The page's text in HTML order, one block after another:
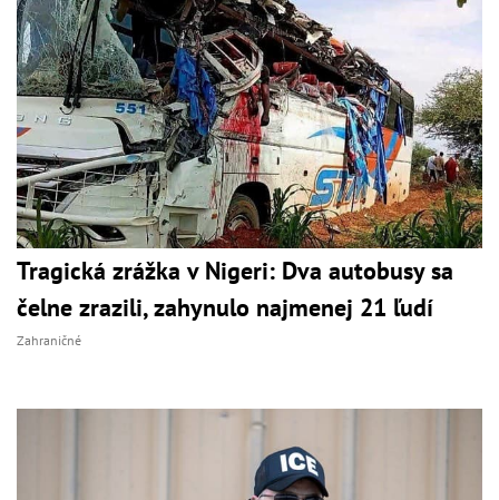
Tragická zrážka v Nigeri: Dva autobusy sa
čelne zrazili, zahynulo najmenej 21 ľudí
Zahraničné